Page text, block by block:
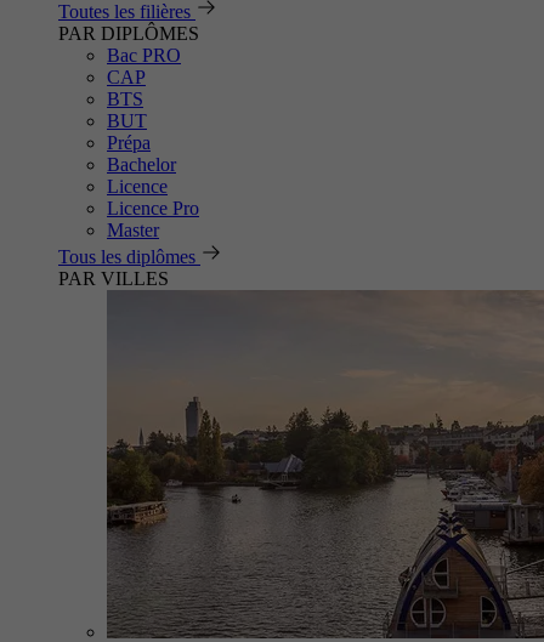
Toutes les filières
PAR DIPLÔMES
Bac PRO
CAP
BTS
BUT
Prépa
Bachelor
Licence
Licence Pro
Master
Tous les diplômes
PAR VILLES